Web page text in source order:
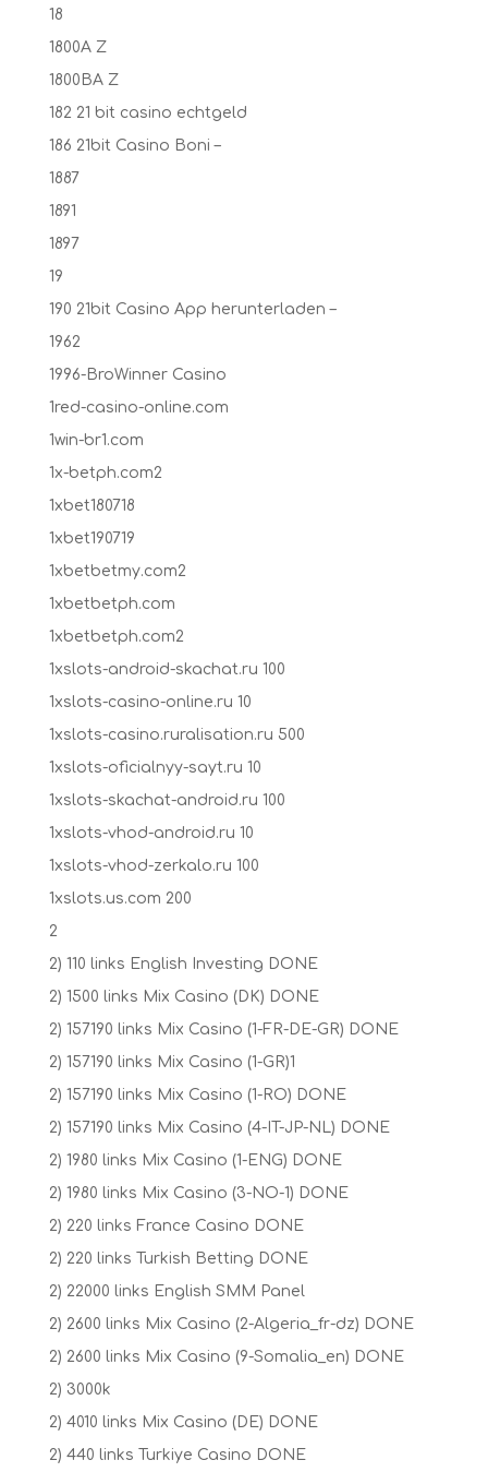
18
1800A Z
1800BA Z
182 21 bit casino echtgeld
186 21bit Casino Boni –
1887
1891
1897
19
190 21bit Casino App herunterladen –
1962
1996-BroWinner Casino
1red-casino-online.com
1win-br1.com
1x-betph.com2
1xbet180718
1xbet190719
1xbetbetmy.com2
1xbetbetph.com
1xbetbetph.com2
1xslots-android-skachat.ru 100
1xslots-casino-online.ru 10
1xslots-casino.ruralisation.ru 500
1xslots-oficialnyy-sayt.ru 10
1xslots-skachat-android.ru 100
1xslots-vhod-android.ru 10
1xslots-vhod-zerkalo.ru 100
1xslots.us.com 200
2
2) 110 links English Investing DONE
2) 1500 links Mix Casino (DK) DONE
2) 157190 links Mix Casino (1-FR-DE-GR) DONE
2) 157190 links Mix Casino (1-GR)1
2) 157190 links Mix Casino (1-RO) DONE
2) 157190 links Mix Casino (4-IT-JP-NL) DONE
2) 1980 links Mix Casino (1-ENG) DONE
2) 1980 links Mix Casino (3-NO-1) DONE
2) 220 links France Casino DONE
2) 220 links Turkish Betting DONE
2) 22000 links English SMM Panel
2) 2600 links Mix Casino (2-Algeria_fr-dz) DONE
2) 2600 links Mix Casino (9-Somalia_en) DONE
2) 3000k
2) 4010 links Mix Casino (DE) DONE
2) 440 links Turkiye Casino DONE